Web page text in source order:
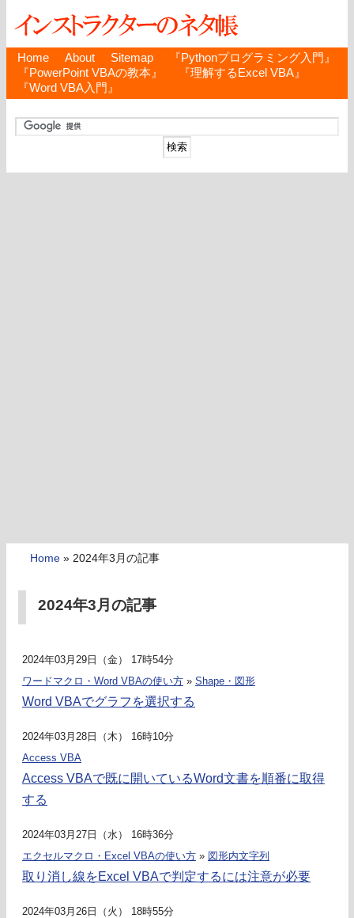
Home About Sitemap
『Pythonプログラミング入門』
『PowerPoint VBAの教本』
『理解するExcel VBA』
『Word VBA入門』
Home » 2024年3月の記事
2024年3月の記事
2024年03月29日（金） 17時54分
ワードマクロ・Word VBAの使い方 » Shape・図形
Word VBAでグラフを選択する
2024年03月28日（木） 16時10分
Access VBA
Access VBAで既に開いているWord文書を順番に取得
する
2024年03月27日（水） 16時36分
エクセルマクロ・Excel VBAの使い方 » 図形内文字列
取り消し線をExcel VBAで判定するには注意が必要
2024年03月26日（火） 18時55分